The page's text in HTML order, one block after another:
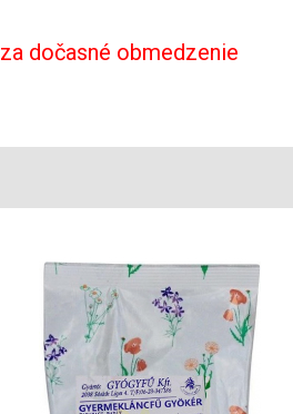
dočasné obmedzenie